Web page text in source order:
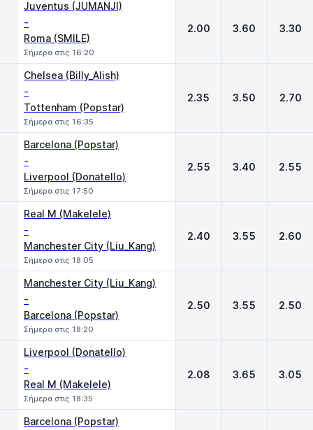
Juventus (JUMANJI)
-
Roma (SMILE)
Σήμερα στις 16:20
2.00 3.60 3.30
Chelsea (Billy_Alish)
-
Tottenham (Popstar)
Σήμερα στις 16:35
2.35 3.50 2.70
Barcelona (Popstar)
-
Liverpool (Donatello)
Σήμερα στις 17:50
2.55 3.40 2.55
Real M (Makelele)
-
Manchester City (Liu_Kang)
Σήμερα στις 18:05
2.40 3.55 2.60
Manchester City (Liu_Kang)
-
Barcelona (Popstar)
Σήμερα στις 18:20
2.50 3.55 2.50
Liverpool (Donatello)
-
Real M (Makelele)
Σήμερα στις 18:35
2.08 3.65 3.05
Barcelona (Popstar)